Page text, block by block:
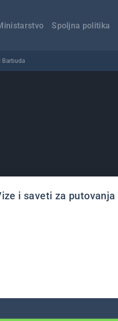
Spoljna politika
Barbuda
i saveti za putovanja